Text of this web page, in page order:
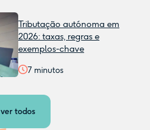
Tributação autónoma em
2026: taxas, regras e
exemplos-chave
7 minutos
ver todos